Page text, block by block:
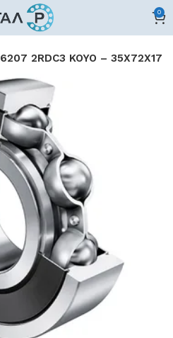
0
6207 2RDC3 KOYO – 35X72X17